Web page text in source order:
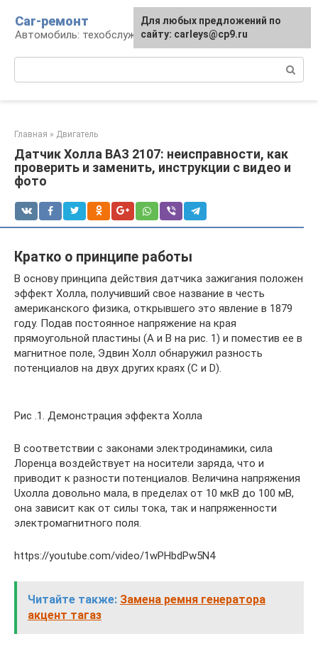
контенту
Car-ремонт
Автомобиль: техобслуживание и ремонт
Главная » Двигатель
Датчик Холла ВАЗ 2107: неисправности, как
проверить и заменить, инструкции с видео и
фото
Кратко о принципе работы
В основу принципа действия датчика зажигания положен
эффект Холла, получивший свое название в честь
американского физика, открывшего это явление в 1879
году. Подав постоянное напряжение на края
прямоугольной пластины (А и В на рис. 1) и поместив ее в
магнитное поле, Эдвин Холл обнаружил разность
потенциалов на двух других краях (С и D).
Рис .1. Демонстрация эффекта Холла
В соответствии с законами электродинамики, сила
Лоренца воздействует на носители заряда, что и
приводит к разности потенциалов. Величина напряжения
Uхолла довольно мала, в пределах от 10 мкВ до 100 мВ,
она зависит как от силы тока, так и напряженности
электромагнитного поля.
https://youtube.com/video/1wPHbdPw5N4
Читайте также: Замена ремня генератора
акцент тагаз
Для любых предложений по
сайту: carleys@cp9.ru